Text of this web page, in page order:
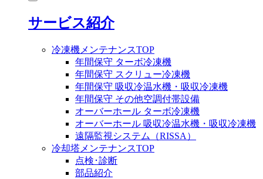
サービス紹介
冷凍機メンテナンスTOP
年間保守 ターボ冷凍機
年間保守 スクリュー冷凍機
年間保守 吸収冷温水機・吸収冷凍機
年間保守 その他空調付帯設備
オーバーホール ターボ冷凍機
オーバーホール 吸収冷温水機・吸収冷凍機
遠隔監視システム（RISSA）
冷却塔メンテナンスTOP
点検･診断
部品紹介